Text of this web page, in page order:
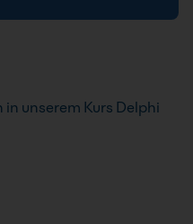
unserem Kurs Delphi